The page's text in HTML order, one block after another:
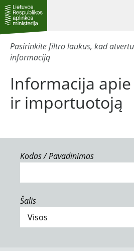
Informacija
ir importuotoją
Pasirinkite filtro laukus, kad
informaciją
Kodas / Pavadinimas
Šalis